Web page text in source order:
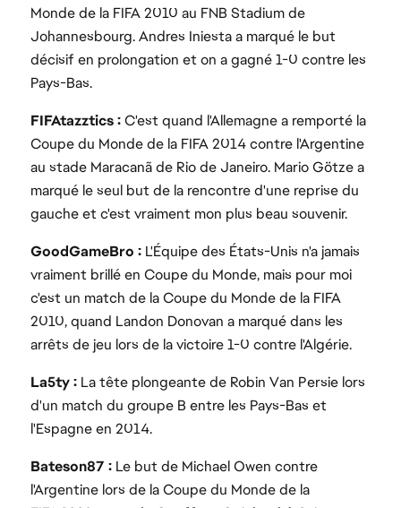
Monde de la FIFA 2010 au FNB Stadium de
Johannesbourg. Andres Iniesta a marqué le but
décisif en prolongation et on a gagné 1-0 contre les
Pays-Bas.
FIFAtazztics :C'est quand l'Allemagne a remporté la
Coupe du Monde de la FIFA 2014 contre l'Argentine
au stade Maracanã de Rio de Janeiro. Mario Götze a
marqué le seul but de la rencontre d'une reprise du
gauche et c'est vraiment mon plus beau souvenir.
GoodGameBro :L'Équipe des États-Unis n'a jamais
vraiment brillé en Coupe du Monde, mais pour moi
c'est un match de la Coupe du Monde de la FIFA
2010, quand Landon Donovan a marqué dans les
arrêts de jeu lors de la victoire 1-0 contre l'Algérie.
La5ty :La tête plongeante de Robin Van Persie lors
d'un match du groupe B entre les Pays-Bas et
l'Espagne en 2014.
Bateson87 :Le but de Michael Owen contre
l'Argentine lors de la Coupe du Monde de la